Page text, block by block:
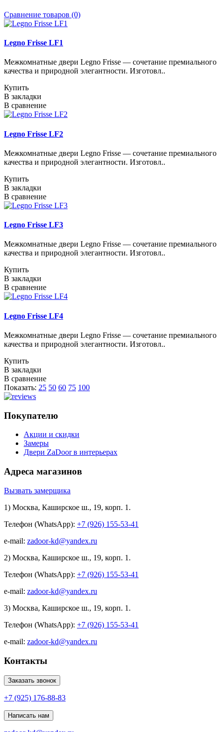
Сравнение товаров (0)
Legno Frisse LF1
Межкомнатные двери Legno Frisse — сочетание премиального
качества и природной элегантности. Изготовл..
Купить
В закладки
В сравнение
Legno Frisse LF2
Межкомнатные двери Legno Frisse — сочетание премиального
качества и природной элегантности. Изготовл..
Купить
В закладки
В сравнение
Legno Frisse LF3
Межкомнатные двери Legno Frisse — сочетание премиального
качества и природной элегантности. Изготовл..
Купить
В закладки
В сравнение
Legno Frisse LF4
Межкомнатные двери Legno Frisse — сочетание премиального
качества и природной элегантности. Изготовл..
Купить
В закладки
В сравнение
Показать: 25 50 60 75 100
Покупателю
Акции и скидки
Замеры
Двери ZaDoor в интерьерах
Адреса магазинов
Вызвать замерщика
1) Москва, Каширское ш., 19, корп. 1.
Телефон (WhatsApp): +7 (926) 155-53-41
e-mail: zadoor-kd@yandex.ru
2) Москва, Каширское ш., 19, корп. 1.
Телефон (WhatsApp): +7 (926) 155-53-41
e-mail: zadoor-kd@yandex.ru
3) Москва, Каширское ш., 19, корп. 1.
Телефон (WhatsApp): +7 (926) 155-53-41
e-mail: zadoor-kd@yandex.ru
Контакты
Заказать звонок
+7 (925) 176-88-83
Написать нам